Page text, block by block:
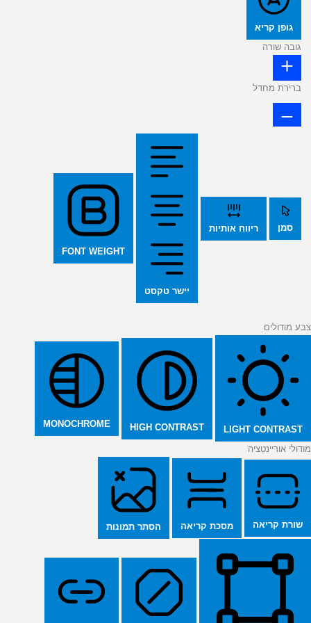
גופן קריא
גובה שורה
ברירת מחדל
סמן ריווח אותיות
יישר טקסט
FONT WEIGHT
צבע מודולים
LIGHT CONTRAST
HIGH CONTRAST
MONOCHROME
מודולי אוריינטציה
שורת קריאה מסכת קריאה הסתר תמונות